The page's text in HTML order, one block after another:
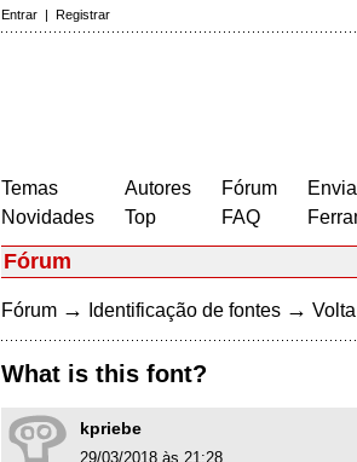
Entrar | Registrar
Temas
Novidades
Autores
Top
Fórum
FAQ
Fórum
Fórum → Identificação de fontes →
What is this font?
kpriebe
29/03/2018 às 21:28